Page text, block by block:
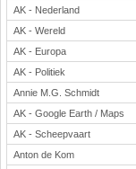
Onderwerpen
Apps en tablets
Collecties digibord
Digiborden /
Digibordtools
Downloads
Herfst
Kerstmis
AK - Nederland
AK - Wereld
AK - Europa
AK - Politiek
Annie M.G. Schmidt
AK - Google Earth / Maps
AK - Scheepvaart
Anton de Kom